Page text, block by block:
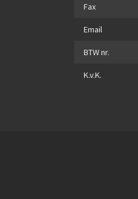
Fax
Email
BTW nr.
K.v.K.